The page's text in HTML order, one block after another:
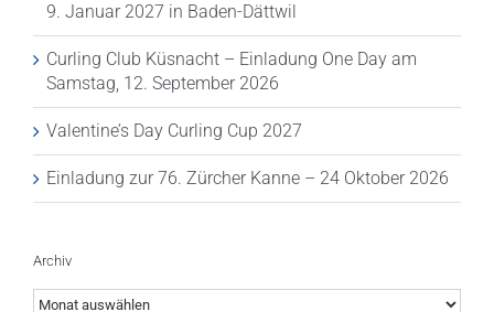
9. Januar 2027 in Baden-Dättwil
Curling Club Küsnacht – Einladung One Day am
Samstag, 12. September 2026
Valentine’s Day Curling Cup 2027
Einladung zur 76. Zürcher Kanne – 24 Oktober 2026
Archiv
Archiv